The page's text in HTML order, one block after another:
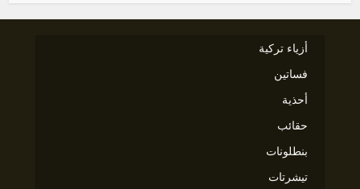
أزياء تركية
فساتين
أحذية
حقائب
بنطلونات
تيشرتات